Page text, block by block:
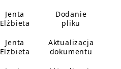
Jenta
Elżbieta
Dodanie
pliku
Jenta
Elżbieta
Aktualizacja
dokumentu